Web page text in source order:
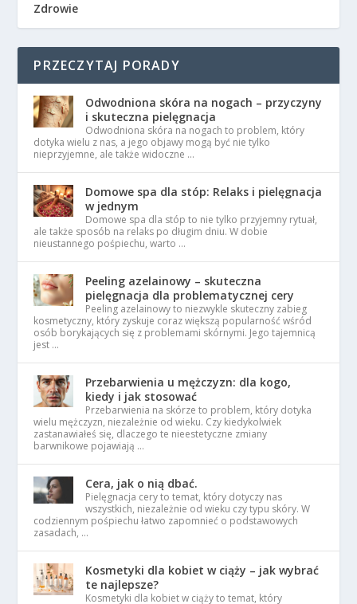
Zdrowie
PRZECZYTAJ PORADY
Odwodniona skóra na nogach – przyczyny
i skuteczna pielęgnacja
Odwodniona skóra na nogach to problem, który
dotyka wielu z nas, a jego objawy mogą być nie tylko
nieprzyjemne, ale także widoczne …
Domowe spa dla stóp: Relaks i pielęgnacja
w jednym
Domowe spa dla stóp to nie tylko przyjemny rytuał,
ale także sposób na relaks po długim dniu. W dobie
nieustannego pośpiechu, warto …
Peeling azelainowy – skuteczna
pielęgnacja dla problematycznej cery
Peeling azelainowy to niezwykle skuteczny zabieg
kosmetyczny, który zyskuje coraz większą popularność wśród
osób borykających się z problemami skórnymi. Jego tajemnicą
jest …
Przebarwienia u mężczyzn: dla kogo,
kiedy i jak stosować
Przebarwienia na skórze to problem, który dotyka
wielu mężczyzn, niezależnie od wieku. Czy kiedykolwiek
zastanawiałeś się, dlaczego te nieestetyczne zmiany
barwnikowe pojawiają …
Cera, jak o nią dbać.
Pielęgnacja cery to temat, który dotyczy nas
wszystkich, niezależnie od wieku czy typu skóry. W
codziennym pośpiechu łatwo zapomnieć o podstawowych
zasadach, …
Kosmetyki dla kobiet w ciąży – jak wybrać
te najlepsze?
Kosmetyki dla kobiet w ciąży to temat, który